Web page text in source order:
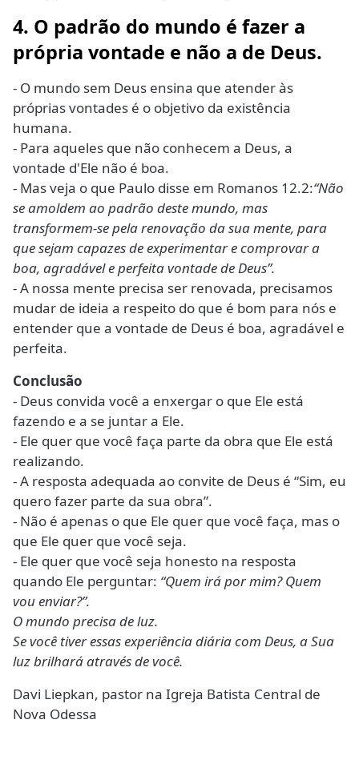
4. O padrão do mundo é fazer a
própria vontade e não a de Deus.
- O mundo sem Deus ensina que atender às
próprias vontades é o objetivo da existência
humana.
- Para aqueles que não conhecem a Deus, a
vontade d'Ele não é boa.
- Mas veja o que Paulo disse em Romanos 12.2:“Não
se amoldem ao padrão deste mundo, mas
transformem-se pela renovação da sua mente, para
que sejam capazes de experimentar e comprovar a
boa, agradável e perfeita vontade de Deus”.
- A nossa mente precisa ser renovada, precisamos
mudar de ideia a respeito do que é bom para nós e
entender que a vontade de Deus é boa, agradável e
perfeita.
Conclusão
- Deus convida você a enxergar o que Ele está
fazendo e a se juntar a Ele.
- Ele quer que você faça parte da obra que Ele está
realizando.
- A resposta adequada ao convite de Deus é “Sim, eu
quero fazer parte da sua obra”.
- Não é apenas o que Ele quer que você faça, mas o
que Ele quer que você seja.
- Ele quer que você seja honesto na resposta
quando Ele perguntar: “Quem irá por mim? Quem
vou enviar?”.
O mundo precisa de luz.
Se você tiver essas experiência diária com Deus, a Sua
luz brilhará através de você.
Davi Liepkan, pastor na Igreja Batista Central de
Nova Odessa